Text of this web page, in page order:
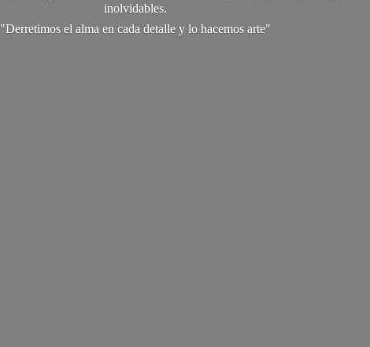
inolvidables.
"Derretimos el alma en cada detalle y lo hacemos arte"